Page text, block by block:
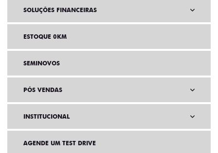
SOLUÇÕES FINANCEIRAS
ESTOQUE 0KM
SEMINOVOS
PÓS VENDAS
INSTITUCIONAL
AGENDE UM TEST DRIVE